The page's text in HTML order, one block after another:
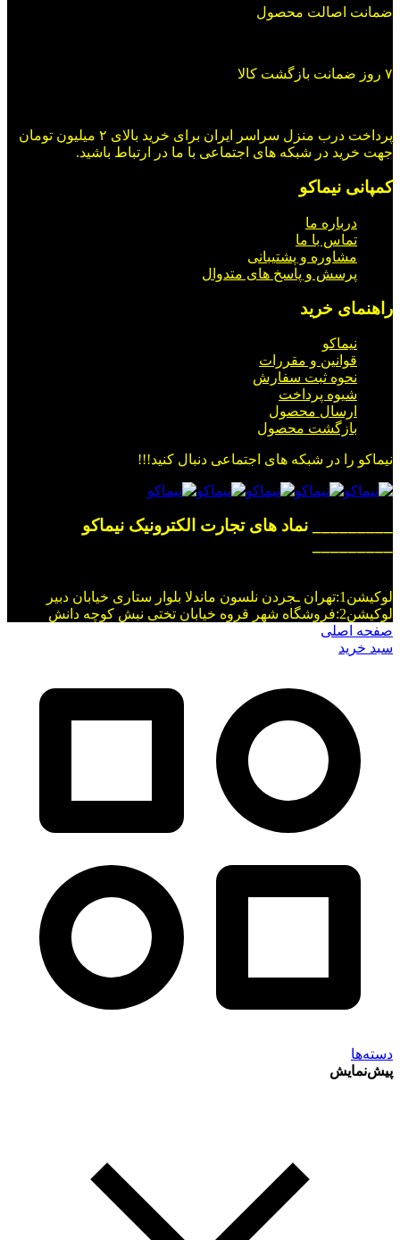
ضمانت اصالت محصول
۷ روز ضمانت بازگشت کالا
پرداخت درب منزل سراسر ایران برای خرید بالای ۲ میلیون تومان
جهت خرید در شبکه های اجتماعی با ما در ارتباط باشید.
کمپانی نیماکو
درباره ما
تماس با ما
مشاوره و پشتیبانی
پرسش و پاسخ های متدوال
راهنمای خرید
نیماکو
قوانین و مقررات
نحوه ثبت سفارش
شیوه پرداخت
ارسال محصول
بازگشت محصول
نیماکو را در شبکه های اجتماعی دنبال کنید!!!
_________ نماد های تجارت الکترونیک نیماکو
لوکیشن1:تهران ـجردن نلسون ماندلا بلوار ستاری خیابان دبیر
لوکیشن2:فروشگاه شهر قروه خیابان تختی نبش کوچه دانش
صفحه اصلی
سبد خرید
دسته‌ها
پیش‌نمایش